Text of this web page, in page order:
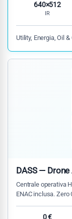
640×512
IR
Utility, Energia, Oil &
DASS —
Centrale operativa
ENAC inclusa. Zero
0 €